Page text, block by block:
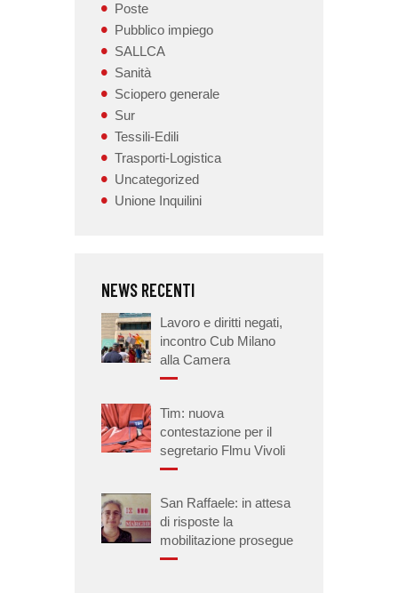
Poste
Pubblico impiego
SALLCA
Sanità
Sciopero generale
Sur
Tessili-Edili
Trasporti-Logistica
Uncategorized
Unione Inquilini
NEWS RECENTI
Lavoro e diritti negati,
incontro Cub Milano
alla Camera
Tim: nuova
contestazione per il
segretario Flmu Vivoli
San Raffaele: in attesa
di risposte la
mobilitazione prosegue